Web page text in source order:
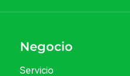
Negocio
Servicio